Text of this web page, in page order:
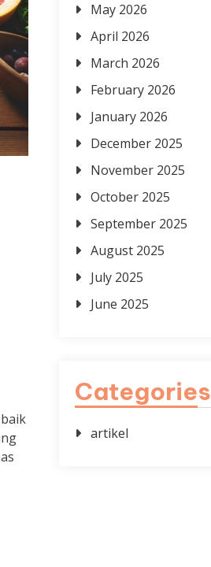
May 2026
April 2026
March 2026
February 2026
January 2026
December 2025
November 2025
October 2025
September 2025
August 2025
July 2025
June 2025
Categories
artikel